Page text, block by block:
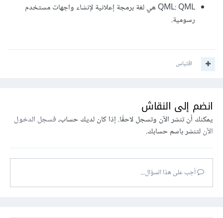
QML: QML هي لغة برمجة إعلانية لإنشاء واجهات مستخدم
رسومية.
اقتباس
انضم إلى النقاش
يمكنك أن تنشر الآن وتسجل لاحقًا. إذا كان لديك حساب،فسجل الدخول
الآنلتنشر باسم حسابك.
أجب على هذا السؤال...